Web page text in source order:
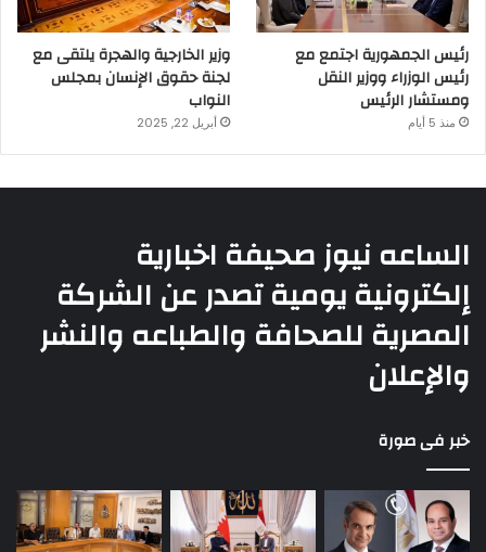
رئيس الجمهورية اجتمع مع
رئيس الوزراء ووزير النقل
ومستشار الرئيس
منذ 5 أيام
وزير الخارجية والهجرة يلتقى مع
لجنة حقوق الإنسان بمجلس
النواب
أبريل 22, 2025
الساعه نيوز صحيفة اخبارية
إلكترونية يومية تصدر عن الشركة
المصرية للصحافة والطباعه والنشر
والإعلان
خبر فى صورة